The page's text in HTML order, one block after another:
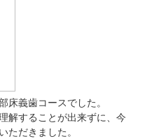
床義歯コースでした。
解することが出来ずに、今
ただきました。